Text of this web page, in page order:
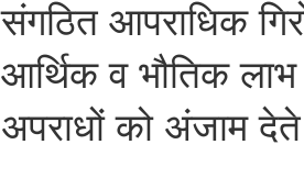
संगठित आपराधिक
आर्थिक व भौतिक
अपराधों को अंजाम